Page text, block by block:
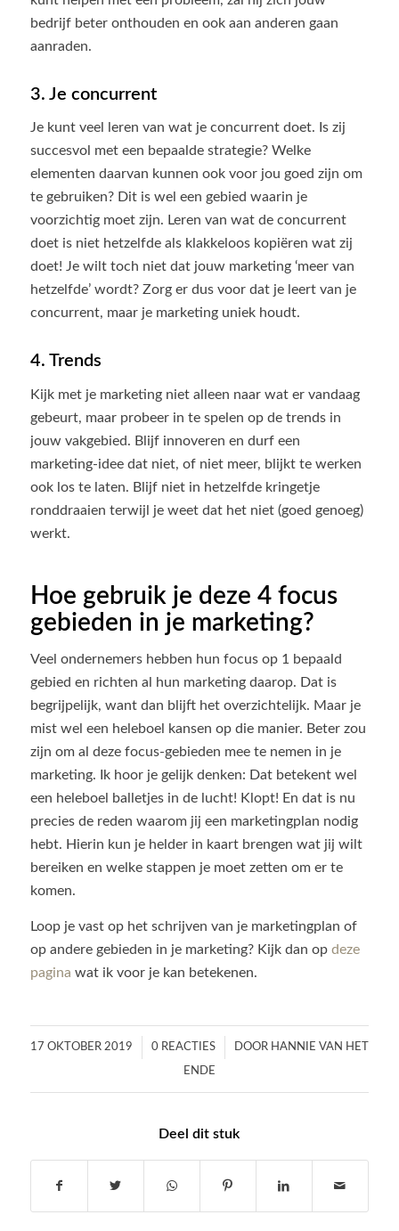
bedrijf beter onthouden en ook aan anderen gaan
aanraden.
3. Je concurrent
Je kunt veel leren van wat je concurrent doet. Is zij
succesvol met een bepaalde strategie? Welke
elementen daarvan kunnen ook voor jou goed zijn om
te gebruiken? Dit is wel een gebied waarin je
voorzichtig moet zijn. Leren van wat de concurrent
doet is niet hetzelfde als klakkeloos kopiëren wat zij
doet! Je wilt toch niet dat jouw marketing ‘meer van
hetzelfde’ wordt? Zorg er dus voor dat je leert van je
concurrent, maar je marketing uniek houdt.
4. Trends
Kijk met je marketing niet alleen naar wat er vandaag
gebeurt, maar probeer in te spelen op de trends in
jouw vakgebied. Blijf innoveren en durf een
marketing-idee dat niet, of niet meer, blijkt te werken
ook los te laten. Blijf niet in hetzelfde kringetje
ronddraaien terwijl je weet dat het niet (goed genoeg)
werkt.
Hoe gebruik je deze 4 focus
gebieden in je marketing?
Veel ondernemers hebben hun focus op 1 bepaald
gebied en richten al hun marketing daarop. Dat is
begrijpelijk, want dan blijft het overzichtelijk. Maar je
mist wel een heleboel kansen op die manier. Beter zou
zijn om al deze focus-gebieden mee te nemen in je
marketing. Ik hoor je gelijk denken: Dat betekent wel
een heleboel balletjes in de lucht! Klopt! En dat is nu
precies de reden waarom jij een marketingplan nodig
hebt. Hierin kun je helder in kaart brengen wat jij wilt
bereiken en welke stappen je moet zetten om er te
komen.
Loop je vast op het schrijven van je marketingplan of
op andere gebieden in je marketing? Kijk dan op deze
pagina wat ik voor je kan betekenen.
17 OKTOBER 2019
/ 0 REACTIES
/ DOOR HANNIE VAN HET
ENDE
Deel dit stuk